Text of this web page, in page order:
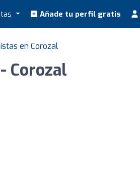
Añade tu perfil gratis
en Corozal
Corozal